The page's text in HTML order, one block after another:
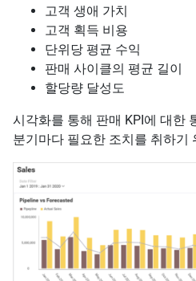
고객 생애 가치
고객 획득 비용
단위당 평균 수익
판매 사이클의 평균 길이
할당량 달성도
시각화를 통해 판매 KPI에 대한
분기마다 필요한 조치를 취하기